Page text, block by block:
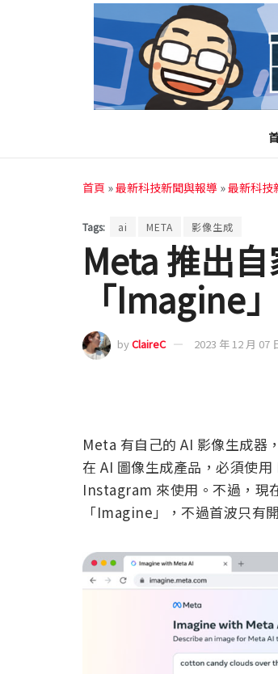
首頁 »最新科技新聞與報導 »最新科技
Tags: ai META 影像生成
Meta 推出
「Imagine
byClaireC 2023 年 12 月 07
Meta 有自己的 AI 影像生成器
在 AI 圖像生成產品，必須使
Instagram 來使用。不過，現
「Imagine」，不過首波只有